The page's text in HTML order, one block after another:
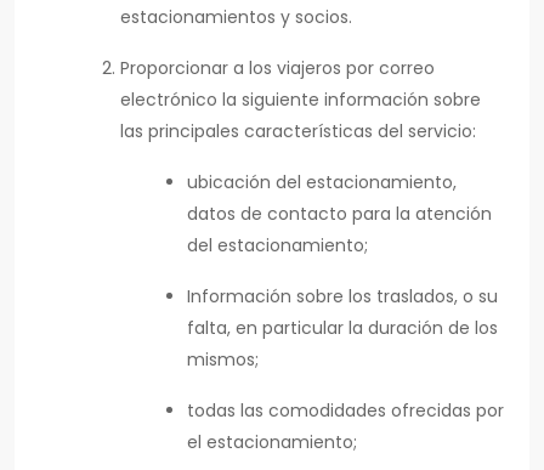
estacionamientos y socios.
Proporcionar a los viajeros por correo
electrónico la siguiente información sobre
las principales características del servicio:
ubicación del estacionamiento,
datos de contacto para la atención
del estacionamiento;
Información sobre los traslados, o su
falta, en particular la duración de los
mismos;
todas las comodidades ofrecidas por
el estacionamiento;